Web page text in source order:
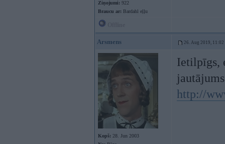
Ziņojumi: 922
Braucu ar: Bardahl eļļu
Arsmens 26. Aug 2019, 11:02
Kopš: 28. Jun 2003
Ietilpīgs,
http://